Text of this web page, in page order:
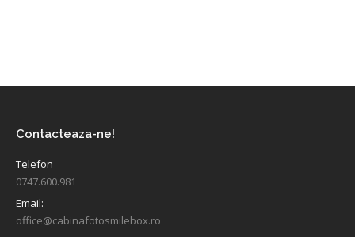
Contacteaza-ne!
Telefon
0747.600.981
Email:
office@cabinafotosmilebox.ro